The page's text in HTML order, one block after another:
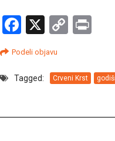
Facebook
X
Copy
Podeli objavu
Tagged: Crveni Krst